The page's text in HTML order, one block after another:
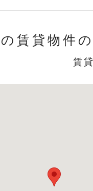
賃貸物件
賃